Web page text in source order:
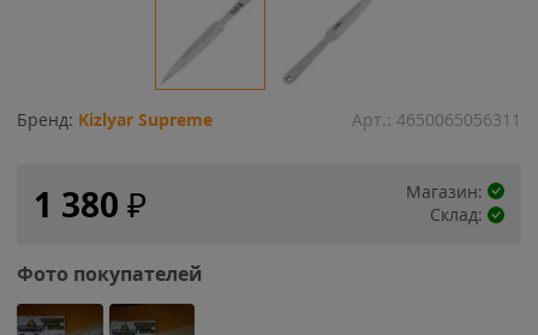
Бренд: Kizlyar Supreme Арт.: 4650065056311
1 380 ₽
Магазин:
Склад:
Фото покупателей